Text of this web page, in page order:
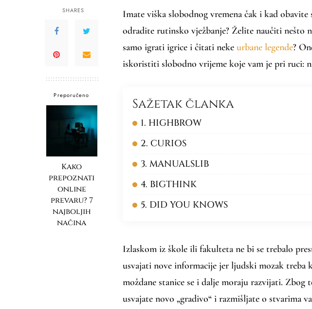
SHARES
Preporučeno
Kako
prepoznati
online
prevaru? 7
najboljih
načina
Imate viška slobodnog vremena čak i kad obavite
odradite rutinsko vježbanje? Želite naučiti nešto
samo igrati igrice i čitati neke urbane legende?
iskoristiti slobodno vrijeme koje vam je pri ruci:
Sažetak članka
1. HIGHBROW
2. CURIOS
3. MANUALSLIB
4. BIGTHINK
5. DID YOU KNOWS
Izlaskom iz škole ili fakulteta ne bi se trebalo
usvajati nove informacije jer ljudski mozak
moždane stanice se i dalje moraju razvijati. Zbog
usvajate novo „gradivo“ i razmišljate o stvarima